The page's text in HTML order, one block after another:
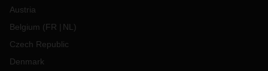
Austria
Belgium (FR NL )
Czech Republic
Denmark